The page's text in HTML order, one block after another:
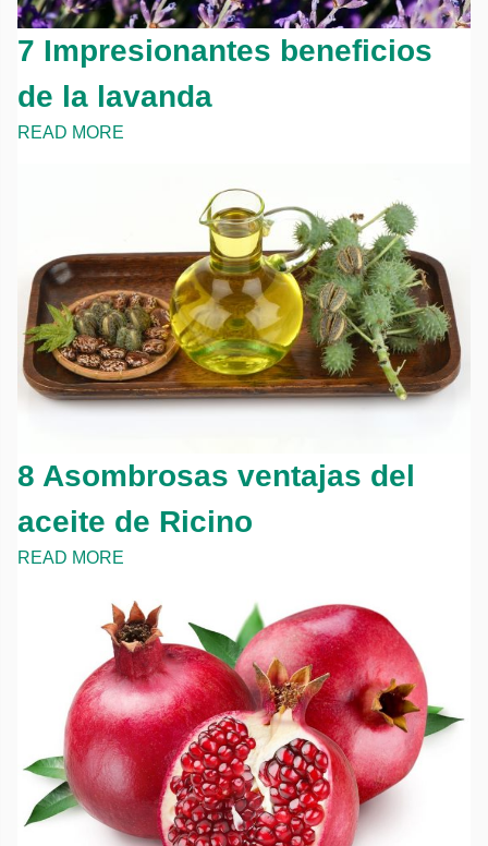
7 Impresionantes beneficios
de la lavanda
READ MORE
8 Asombrosas ventajas del
aceite de Ricino
READ MORE